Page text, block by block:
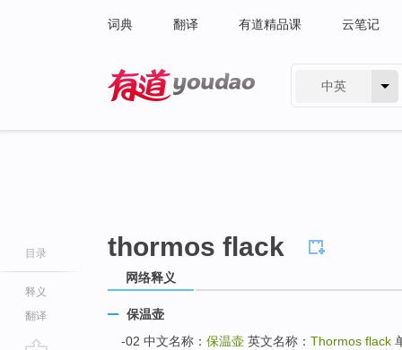
词典 翻译 有道精品课 云笔记
中英
目录
释义
翻译
thormos flack
网络释义
保温壶
-02 中文名称： 保温壶 英文名称： Thormos flack